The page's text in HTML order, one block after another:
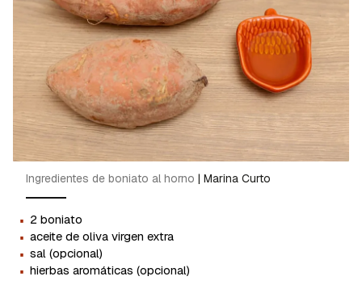
Ingredientes de boniato al horno | Marina Curto
· 2 boniato
· aceite de oliva virgen extra
· sal (opcional)
· hierbas aromáticas (opcional)